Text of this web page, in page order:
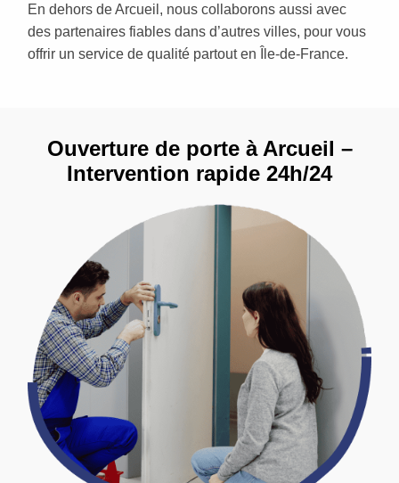
En dehors de Arcueil, nous collaborons aussi avec
des partenaires fiables dans d’autres villes, pour vous
offrir un service de qualité partout en Île-de-France.
Ouverture de porte à Arcueil –
Intervention rapide 24h/24